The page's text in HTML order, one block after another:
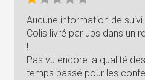
Aucune information de
Colis livré par ups dans un
!
Pas vu encore la qualité
temps passé pour les